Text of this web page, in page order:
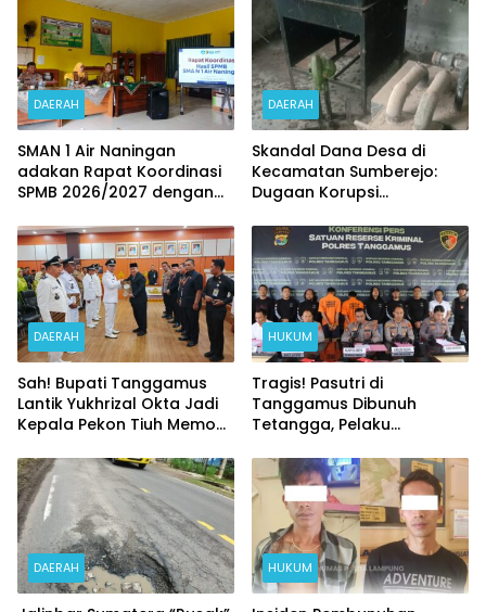
DAERAH
SMAN 1 Air Naningan
adakan Rapat Koordinasi
SPMB 2026/2027 dengan
DAERAH
Skandal Dana Desa di
Kecamatan Sumberejo:
Dugaan Korupsi
Rp50 Juta Tak Berfungsi
DAERAH
Sah! Bupati Tanggamus
Lantik Yukhrizal Okta Jadi
Kepala Pekon Tiuh Memon
HUKUM
Tragis! Pasutri di
Tanggamus Dibunuh
Tetangga, Pelaku
DAERAH HUKUM